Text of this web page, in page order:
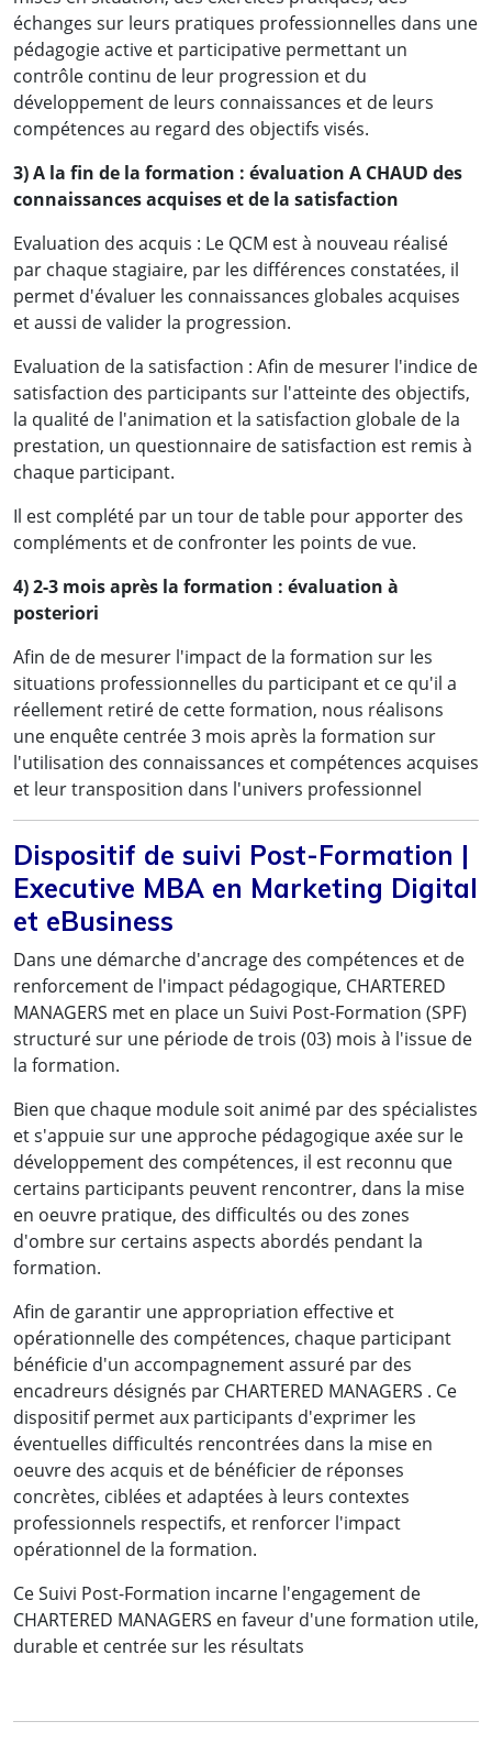
échanges sur leurs pratiques professionnelles dans une
pédagogie active et participative permettant un
contrôle continu de leur progression et du
développement de leurs connaissances et de leurs
compétences au regard des objectifs visés.
3) A la fin de la formation : évaluation A CHAUD des
connaissances acquises et de la satisfaction
Evaluation des acquis : Le QCM est à nouveau réalisé
par chaque stagiaire, par les différences constatées, il
permet d'évaluer les connaissances globales acquises
et aussi de valider la progression.
Evaluation de la satisfaction : Afin de mesurer l'indice de
satisfaction des participants sur l'atteinte des objectifs,
la qualité de l'animation et la satisfaction globale de la
prestation, un questionnaire de satisfaction est remis à
chaque participant.
Il est complété par un tour de table pour apporter des
compléments et de confronter les points de vue.
4) 2-3 mois après la formation : évaluation à
posteriori
Afin de de mesurer l'impact de la formation sur les
situations professionnelles du participant et ce qu'il a
réellement retiré de cette formation, nous réalisons
une enquête centrée 3 mois après la formation sur
l'utilisation des connaissances et compétences acquises
et leur transposition dans l'univers professionnel
Dispositif de suivi Post-Formation |
Executive MBA en Marketing Digital
et eBusiness
Dans une démarche d'ancrage des compétences et de
renforcement de l'impact pédagogique, CHARTERED
MANAGERS met en place un Suivi Post-Formation (SPF)
structuré sur une période de trois (03) mois à l'issue de
la formation.
Bien que chaque module soit animé par des spécialistes
et s'appuie sur une approche pédagogique axée sur le
développement des compétences, il est reconnu que
certains participants peuvent rencontrer, dans la mise
en oeuvre pratique, des difficultés ou des zones
d'ombre sur certains aspects abordés pendant la
formation.
Afin de garantir une appropriation effective et
opérationnelle des compétences, chaque participant
bénéficie d'un accompagnement assuré par des
encadreurs désignés par CHARTERED MANAGERS . Ce
dispositif permet aux participants d'exprimer les
éventuelles difficultés rencontrées dans la mise en
oeuvre des acquis et de bénéficier de réponses
concrètes, ciblées et adaptées à leurs contextes
professionnels respectifs, et renforcer l'impact
opérationnel de la formation.
Ce Suivi Post-Formation incarne l'engagement de
CHARTERED MANAGERS en faveur d'une formation utile,
durable et centrée sur les résultats